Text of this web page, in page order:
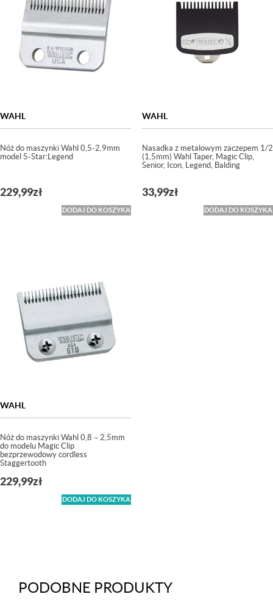
WAHL
Nóż do maszynki Wahl 0,5-2,9mm
model 5-Star:Legend
229,99zł
DODAJ DO KOSZYKA
WAHL
Nasadka z metalowym zaczepem 1/2
(1,5mm) Wahl Taper, Magic Clip,
Senior, Icon, Legend, Balding
33,99zł
DODAJ DO KOSZYKA
WAHL
Nóż do maszynki Wahl 0,8 – 2,5mm
do modelu Magic Clip
bezprzewodowy cordless
Staggertooth
229,99zł
DODAJ DO KOSZYKA
PODOBNE PRODUKTY